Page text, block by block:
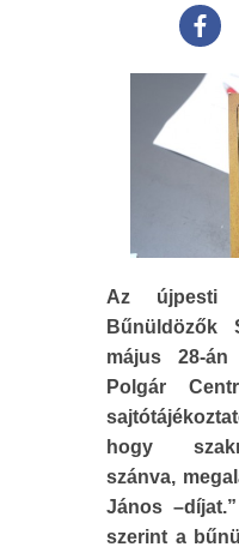
Az újpesti
Bűnüldözők
május 28-
Polgár
hogy
szánva,
János
szerint a